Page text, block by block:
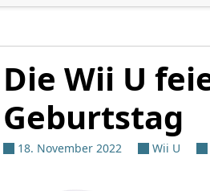
Die Wii U
Geburtstag
18. November 2022 Wii U